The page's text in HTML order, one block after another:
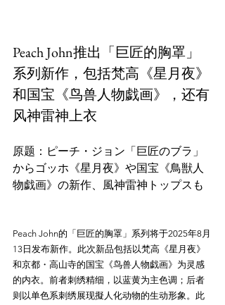
Peach John推出「巨匠的胸罩」
系列新作，包括梵高《星月夜》
和国宝《鸟兽人物戯画》，还有
风神雷神上衣
原题：ピーチ・ジョン「巨匠のブラ」
からゴッホ《星月夜》や国宝《鳥獣人
Peach John的「巨匠的胸罩」系列将于2025年8月
13日发布新作。此次新品包括以梵高《星月夜》
和京都・高山寺的国宝《鸟兽人物戯画》为灵感
的内衣。前者刺绣精细，以蓝黄为主色调；后者
则以单色系刺绣展现擬人化动物的生动形象。此